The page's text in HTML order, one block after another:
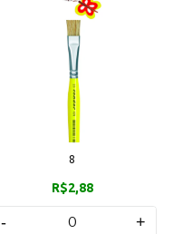
8
R$2,88
- +